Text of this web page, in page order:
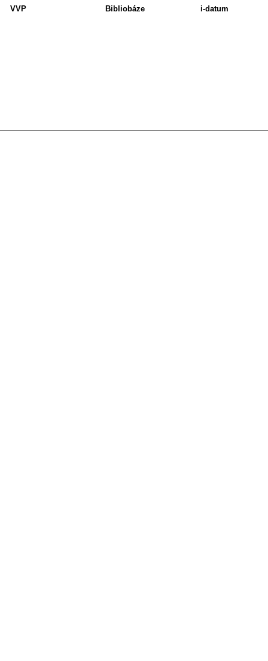
VVP Bibliobáze i-datum